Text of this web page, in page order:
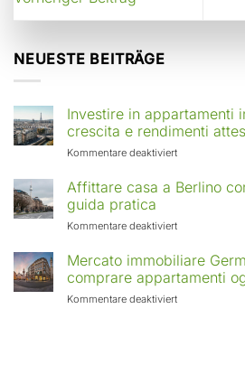
NEUESTE BEITRÄGE
Investire in appartamenti
crescita e rendimenti
Kommentare deaktiviertfür
in
Europa:
in
crescita
rendimenti
Affittare casa a Berlino
guida pratica
Kommentare deaktiviertfür
casa
a
Berlino
con
Mercato immobiliare
comprare appartamenti
Kommentare deaktiviertfür